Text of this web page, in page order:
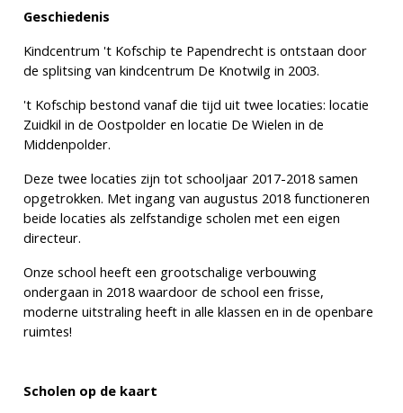
Geschiedenis
Kindcentrum 't Kofschip te Papendrecht is ontstaan door
de splitsing van kindcentrum De Knotwilg in 2003.
't Kofschip bestond vanaf die tijd uit twee locaties: locatie
Zuidkil in de Oostpolder en locatie De Wielen in de
Middenpolder.
Deze twee locaties zijn tot schooljaar 2017-2018 samen
opgetrokken. Met ingang van augustus 2018 functioneren
beide locaties als zelfstandige scholen met een eigen
directeur.
Onze school heeft een grootschalige verbouwing
ondergaan in 2018 waardoor de school een frisse,
moderne uitstraling heeft in alle klassen en in de openbare
ruimtes!
Scholen op de kaart